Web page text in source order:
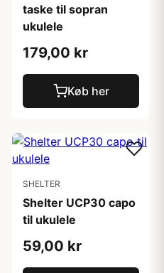
taske til sopran
ukulele
179,00 kr
Køb her
SHELTER
Shelter UCP30 capo
til ukulele
59,00 kr